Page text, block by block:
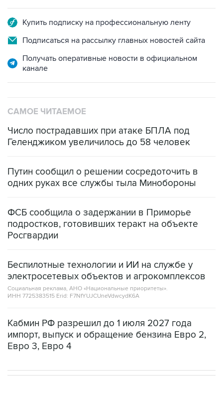
Купить подписку на профессиональную ленту
Подписаться на рассылку главных новостей сайта
Получать оперативные новости в официальном
канале
САМОЕ ЧИТАЕМОЕ
Число пострадавших при атаке БПЛА под
Геленджиком увеличилось до 58 человек
Путин сообщил о решении сосредоточить в
одних руках все службы тыла Минобороны
ФСБ сообщила о задержании в Приморье
подростков, готовивших теракт на объекте
Росгвардии
Беспилотные технологии и ИИ на службе у
электросетевых объектов и агрокомплексов
Социальная реклама, АНО «Национальные приоритеты».
ИНН 7725383515 Erid: F7NfYUJCUneVdwcydK6A
Кабмин РФ разрешил до 1 июля 2027 года
импорт, выпуск и обращение бензина Евро 2,
Евро 3, Евро 4